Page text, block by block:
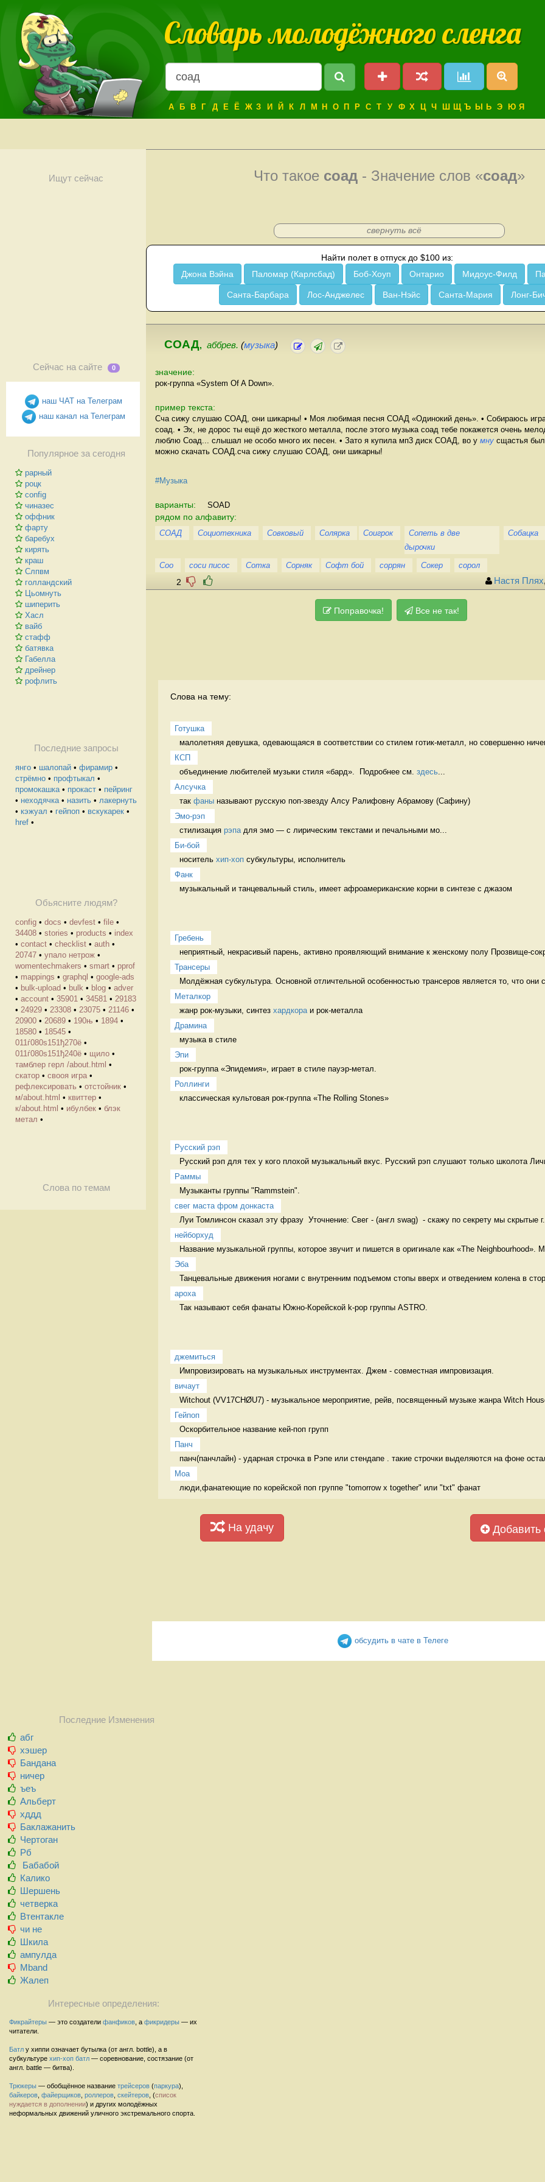
Словарь молодёжного сленга
А Б В Г Д Е Ё Ж З И Й К Л М Н О П Р С Т У Ф Х Ц Ч Ш Щ Ъ Ы Ь Э Ю Я
Ищут сейчас
Сейчас на сайте 0
наш ЧАТ на Телеграм
наш канал на Телеграм
Популярное за сегодня
рарный
роцк
config
чиназес
оффник
фарту
баребух
кирять
краш
Слпвм
голландский
Цьомнуть
шиперить
Хасл
вайб
стафф
батявка
Габелла
дрейнер
рофлить
Последние запросы
янго • шалопай • фирамир •
стрёмно • профтыкал •
промокашка• прокаст • пейринг
• неходячка• назить • лакернуть
• кэжуал • гейпоп • вскукарек •
href •
Обьясните людям?
config • docs • devfest • file •
34408 • stories • products • index
• contact • checklist • auth •
20747 • упало нетрож •
womentechmakers • smart • pprof
• mappings • graphql • google-ads
• bulk-upload • bulk • blog • adver
• account • 35901 • 34581 • 29183
• 24929 • 23308 • 23075 • 21146 •
20900 • 20689 • 190њ • 1894 •
18580 • 18545 •
011ѓ080ѕ151ђ270ё •
011ѓ080ѕ151ђ240ё • щило •
тамблер герл /about.html •
скатор • свооя игра •
рефлексировать • отстойник •
м/about.html • квиттер •
к/about.html • ибулбек • блэк
метал •
Слова по темам
Что такое соад - Значение слов «соад»
свернуть всё
Найти полет в отпуск до $100 из:
Джона Вэйна
Паломар (Карлсбад) Боб-Хоуп Онтарио Мидоус-Филд
Санта-Барбара Лос-Анджелес Ван-Нэйс Санта-Мария Лонг-
СОАД, аббрев. (музыка)
значение:
рок-группа «System Of A Down».
пример текста:
Cча сижу слушаю СОАД, они шикарны! • Моя любимая песня СОАД «Одинокий день». • Собираюсь
соад. • Эх, не дорос ты ещё до жесткого металла, после этого музыка соад тебе покажется очень
люблю Соад... слышал не особо много их песен. • Зато я купила мп3 диск СОАД, во у мну сщастья
можно скачать СОАД.сча сижу слушаю СОАД, они шикарны!
#Музыка
варианты: SOAD
рядом по алфавиту:
СОАД Социотехника Совковый Солярка Соигрок
Сопеть в две
дырочки
Собацка
Соо соси писос Сотка Сорняк Софт бой соррян Сокер сорол
2 Настя Плях,
Поправочка! Все не так!
Слова на тему:
Готушка
малолетняя девушка, одевающаяся в соответствии со стилем готик-металл, но совершенно
КСП
объединение любителей музыки стиля «бард».  Подробнее см. здесь
Алсучка
так фаны называют русскую поп-звезду Алсу Ралифовну Абрамову (Сафину)
Эмо-рэп
стилизация рэпа для эмо — с лирическим текстами и печальными мо...
Би-бой
носитель хип-хоп субкультуры, исполнитель
Фанк
музыкальный и танцевальный стиль, имеет афроамериканские корни в синтезе с джазом
Гребень
неприятный, некрасивый парень, активно проявляющий внимание к женскому полу Прозвище-
Трансеры
Молдёжная субкультура. Основной отличтельной особенностью трансеров является то, что они
Металкор
жанр рок-музыки, синтез хардкора и рок-металла
Драмина
музыка в стиле
Эпи
рок-группа «Эпидемия», играет в стиле пауэр-метал.
Роллинги
классическая культовая рок-группа «The Rolling Stones»
Русский рэп
Русский рэп для тех у кого плохой музыкальный вкус. Русский рэп слушают только школота
Раммы
Музыканты группы "Rammstein".
свег маста фром донкаста
Луи Томлинсон сказал эту фразу  Уточнение: Свег - (англ swag)  - скажу по секрету мы скрытые г...
нейборхуд
Название музыкальной группы, которое звучит и пишется в оригинале как «The Neighbourhood».
Эба
Танцевальные движения ногами с внутренним подъемом стопы вверх и отведением колена в
ароха
Так называют себя фанаты Южно-Корейской k-pop группы ASTRO.
джемиться
Импровизировать на музыкальных инструментах. Джем - совместная импровизация.
вичаут
Witchout (VV17CHØU7) - музыкальное мероприятие, рейв, посвященный музыке жанра Witch
Гейпоп
Оскорбительное название кей-поп групп
Панч
панч(панчлайн) - ударная строчка в Рэпе или стендапе . такие строчки выделяются на фоне
Моа
люди,фанатеющие по корейской поп группе "tomorrow x together" или "txt" фанат
На удачу Добавить
обсудить в чате в Телеге
Последние Изменения
абг
хэшер
Бандана
ничер
ъеъ
Альберт
хддд
Баклажанить
Чертоган
Рб
Бабабой
Калико
Шершень
четверка
Втентакле
чи не
Шкила
ампулда
Mband
Жалеп
Интересные определения:
Фикрайтеры — это создатели фанфиков , а фикридеры — их
читатели.
Батл у хиппи означает бутылка (от англ. bottle), а в
субкультуре хип-хоп батл — соревнование, состязание (от
англ. battle — битва).
Трюкеры — обобщённое название трейсеров (паркура),
байкеров файерщиков роллеров скейтеров , (список
нуждается в дополнении) и других молодёжных
неформальных движений уличного экстремального спорта.